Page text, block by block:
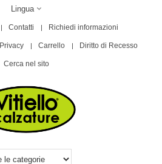
Lingua
Contatti Richiedi informazioni
Privacy Carrello Diritto di Recesso
Cerca nel sito